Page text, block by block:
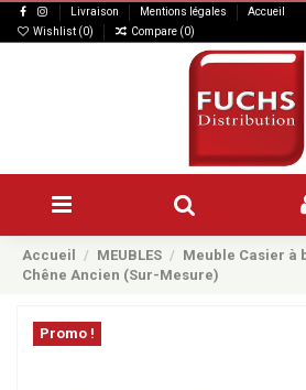
Livraison Mentions légales
Accueil
Wishlist (0) Compare (0)
Accueil MEUBLES
Meuble Casier à
Chêne Ancien (Sur-Mesure)
Promo !